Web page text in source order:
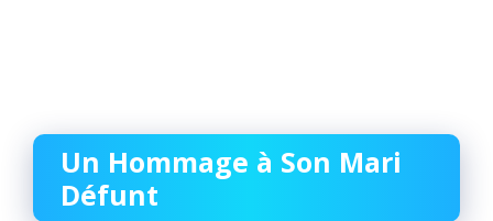
Un Hommage à Son Mari
Défunt